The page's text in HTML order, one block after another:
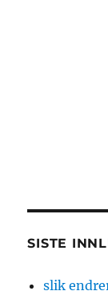
SISTE
slik